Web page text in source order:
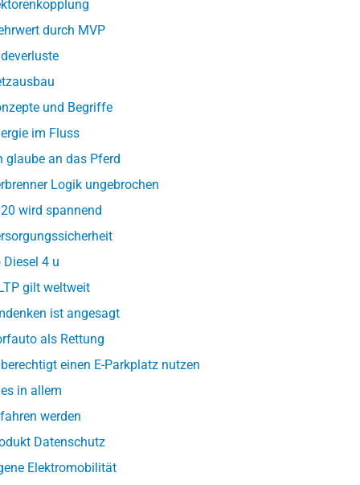
durch MVP
und Begriffe
im Fluss
glaube an das Pferd
Logik ungebrochen
wird spannend
Diesel 4 u
gilt weltweit
ist angesagt
als Rettung
einen E-Parkplatz nutzen
in allem
werden
Datenschutz
Elektromobilität